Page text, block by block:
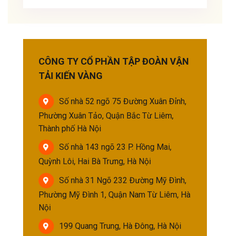
CÔNG TY CỔ PHẦN TẬP ĐOÀN VẬN
TẢI KIẾN VÀNG
Số nhà 52 ngõ 75 Đường Xuân Đỉnh,
Phường Xuân Tảo, Quận Bắc Từ Liêm,
Thành phố Hà Nội
Số nhà 143 ngõ 23 P. Hồng Mai,
Quỳnh Lôi, Hai Bà Trưng, Hà Nội
Số nhà 31 Ngõ 232 Đường Mỹ Đình,
Phường Mỹ Đình 1, Quận Nam Từ Liêm, Hà
Nội
199 Quang Trung, Hà Đông, Hà Nội